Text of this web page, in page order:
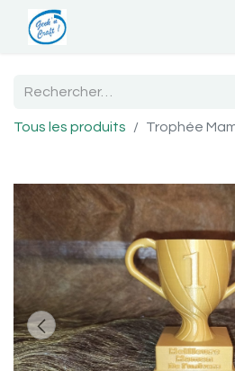
Tous les produits Trophée